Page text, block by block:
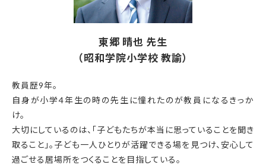
東郷 晴也 先生
（昭和学院小学校 教諭）
教員歴9年。
自身が小学4年生の時の先生に憧れたのが教員になるきっか
け。
大切にしているのは、「子どもたちが本当に思っていることを聞き
取ること」。 子ども一人ひとりが活躍できる場を見つけ、安心して
過ごせる居場所をつくることを目指している。